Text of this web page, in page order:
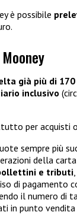
è possibile
già più di
inclusivo
per acquisti
sempre più
della carta
e tributi
di pagamento
il numero di
in punto vendita